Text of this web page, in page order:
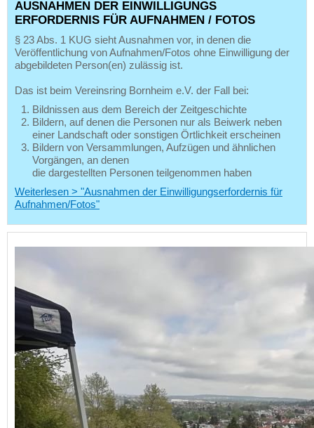
AUSNAHMEN DER EINWILLIGUNGS
ERFORDERNIS FÜR AUFNAHMEN / FOTOS
§ 23 Abs. 1 KUG sieht Ausnahmen vor, in denen die
Veröffentlichung von Aufnahmen/Fotos ohne Einwilligung der
abgebildeten Person(en) zulässig ist.
Das ist beim Vereinsring Bornheim e.V. der Fall bei:
Bildnissen aus dem Bereich der Zeitgeschichte
Bildern, auf denen die Personen nur als Beiwerk neben
einer Landschaft oder sonstigen Örtlichkeit erscheinen
Bildern von Versammlungen, Aufzügen und ähnlichen
Vorgängen, an denen
die dargestellten Personen teilgenommen haben
Weiterlesen > "Ausnahmen der Einwilligungserfordernis für
Aufnahmen/Fotos"